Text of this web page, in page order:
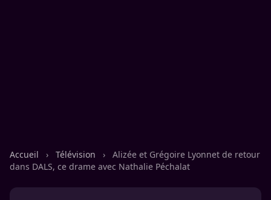
Accueil › Télévision ›
Alizée et Grégoire Lyonnet de retour
dans DALS, ce drame avec Nathalie Péchalat